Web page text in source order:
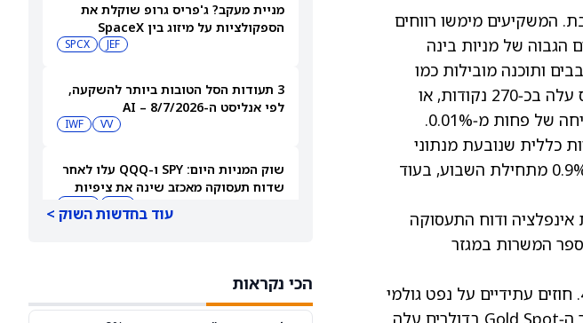
מניית מעקב? ג'פריס גרופ שוקלת את
הספקולציות על מיזוג בין SpaceX
JEF
SPCX
3 תעודות הסל הטובות ביותר להשקעה,
לפי אנליסט ה-AI – 8/7/2026
VV
IWF
שוק המניות היום: SPY ו-QQQ עלו לאחר
שדוח תעסוקה מאכזב שינה את ציפיות
עוד בחדשות השוק >
הכי נקראות
המשקיעים מימשו רווחים
הגבוה של מניות בינה
במניות שבבים ותוכנה מובילות כמו
. במקביל, מדד דאו ג'ונס עלה בכ‑270 נקודות, או
כללית שנובעת מנתוני
מאקרו יציבים וציפיות למדיניות יציבה של הפדרל ריזרב. מדד S&P 500 עלה בכ‑0.9% מתחילת השבוע, בעוד
ודוח התעסוקה
המשרות במגזר
יש לציין שהתשואה על אג"ח ממשלת ארה"ב ל‑10 שנים עלתה ונעה סביב 4.18%. חוזים עתידיים על נפט גולמי
WTI עלו גם הם, ונסחרו סביב 58.23 דולר לחבית בבדיקה האחרונה. בנוסף, מחיר ה‑Gold Spot בדולרים עלה